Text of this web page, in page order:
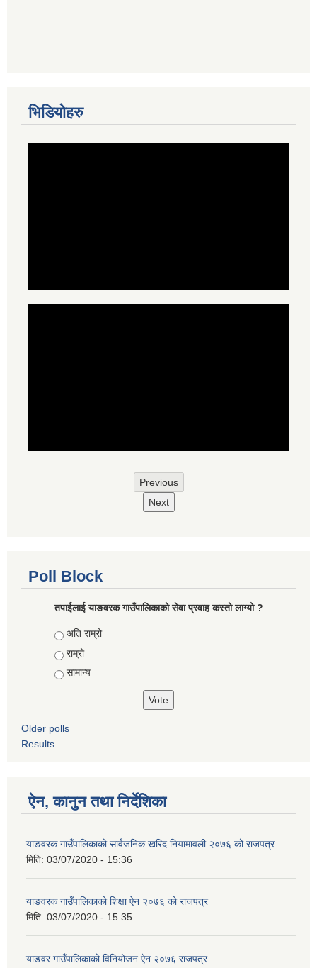
भिडियोहरु
Previous
Next
Poll Block
तपाईलाई याङवरक गाउँपालिकाको सेवा प्रवाह कस्तो लाग्यो ?
Choices
अति राम्रो
राम्रो
सामान्य
Older polls
Results
ऐन, कानुन तथा निर्देशिका
याङवरक गाउँपालिकाको सार्वजनिक खरिद नियामावली २०७६ को राजपत्र
मिति: 03/07/2020 - 15:36
याङवरक गाउँपालिकाको शिक्षा ऐन २०७६ को राजपत्र
मिति: 03/07/2020 - 15:35
याङवर गाउँपालिकाको विनियोजन ऐन २०७६ राजपत्र